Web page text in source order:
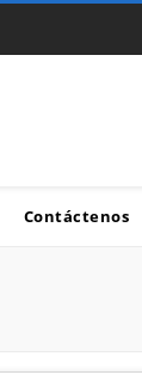
Contáctenos